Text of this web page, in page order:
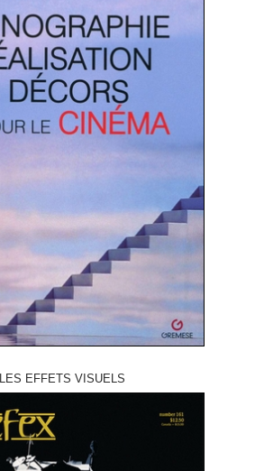
LES EFFETS VISUELS